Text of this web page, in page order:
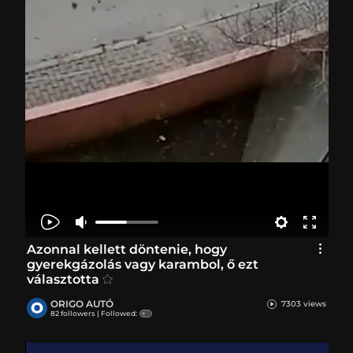
Azonnal kellett döntenie, hogy
gyerekgázolás vagy karambol, ő ezt
választotta
ORIGO AUTÓ
82 followers | Followed:
7303 views